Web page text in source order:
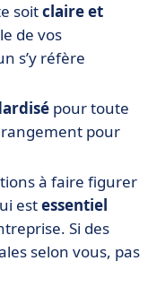
soitclaire et
de vos
s’y réfère
pour toute
rangement pour
à faire figurer
estessentiel
Si des
selon vous, pas